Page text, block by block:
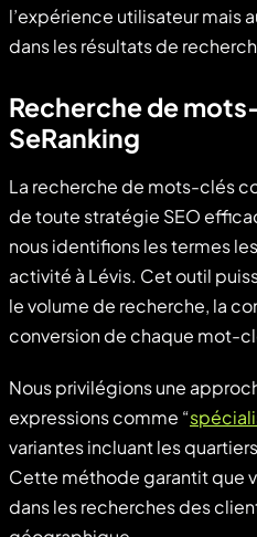
l’expérience utilisateur mais
dans les résultats de
Recherche de
SeRanking
La recherche de mots-clés
de toute stratégie SEO
nous identifions les termes
activité à Lévis. Cet outil
le volume de recherche, la
conversion de chaque mot-
Nous privilégions une
expressions comme “
variantes incluant les
Cette méthode garantit que
dans les recherches des